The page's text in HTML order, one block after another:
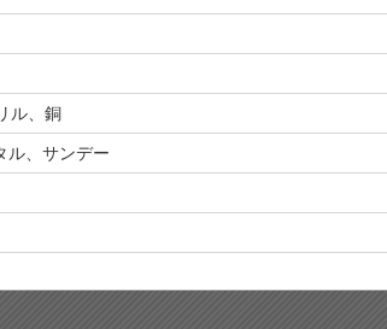
ル、銅
ル、サンデー